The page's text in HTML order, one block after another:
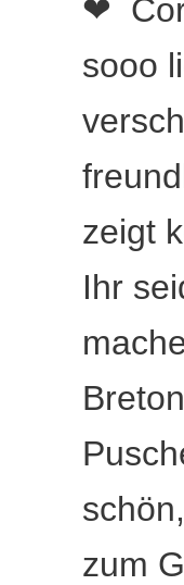
❤
sooo
zeigt
Ihr
zum